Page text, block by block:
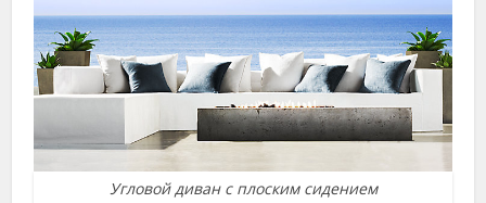
Угловой диван с плоским сидением